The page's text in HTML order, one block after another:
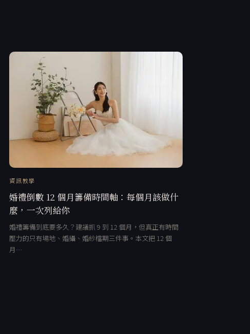
資訊教學
婚禮倒數 12 個月籌備時間軸：每個月該做什
麼，一次列給你
婚禮籌備到底要多久？建議抓 9 到 12 個月，但真正有時間
壓力的只有場地、婚攝、婚紗檔期三件事。本文把 12 個
月…